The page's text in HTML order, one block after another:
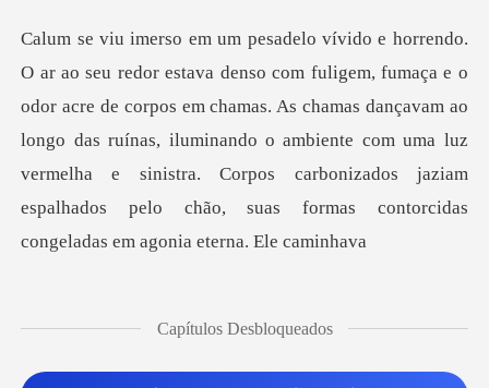
Loja
Histórico
Sair
Baixar App
re de corpos em chamas. As chamas dançavam ao
longo das ruínas, iluminando o ambiente com uma luz
vermelha e sinistr
Capítulos Desbloqueados